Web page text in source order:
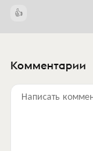
Комментарии
Написать